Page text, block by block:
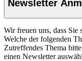
Newsletter
Wir freuen uns, dass Sie
Welche der folgenden
Zutreffendes Thema
einen Newsletter